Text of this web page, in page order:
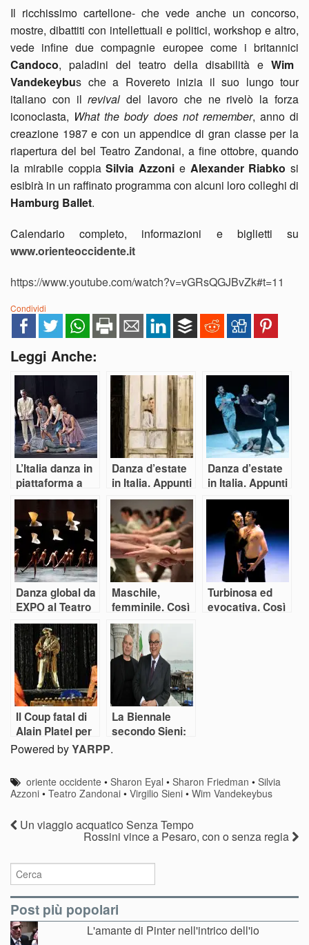
Il ricchissimo cartellone- che vede anche un concorso,
mostre, dibattiti con intellettuali e politici, workshop e altro,
vede infine due compagnie europee come i britannici
Candoco, paladini del teatro della disabilità e Wim
Vandekeybus che a Rovereto inizia il suo lungo tour
italiano con ilrevival del lavoro che ne rivelò la forza
iconoclasta, What the body does not remember, anno di
creazione 1987 e con un appendice di gran classe per la
riapertura del bel Teatro Zandonai, a fine ottobre, quando
la mirabile coppiaSilvia Azzoni e Alexander Riabko si
esibirà in un raffinato programma con alcuni loro colleghi di
Hamburg Ballet.
Calendario completo, informazioni e biglietti su
www.orienteoccidente.it
https://www.youtube.com/watch?v=vGRsQGJBvZk#t=11
Condividi
Leggi Anche:
L’Italia danza in
piattaforma a
Brescia
Danza d’estate
in Italia. Appunti
di viaggio
Danza d’estate
in Italia. Appunti
( sparsi) di
viaggio
Danza global da
EXPO al Teatro
dell’Arte
Maschile,
femminile. Così
danza Bolzano
Turbinosa ed
evocativa. Così
Il Coup fatal di
Alain Platel per
l’Africa sonora
La Biennale
secondo Sieni:
Powered byYARPP.
oriente occidente •Sharon Eyal •Sharon Friedman •Silvia
Azzoni • Teatro Zandonai • Virgilio Sieni • Wim Vandekeybus
Un viaggio acquatico Senza Tempo
Rossini vince a Pesaro, con o senza regia
Post più popolari
L'amante di Pinter nell'intrico dell'io